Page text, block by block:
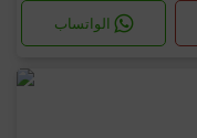
الواتساب